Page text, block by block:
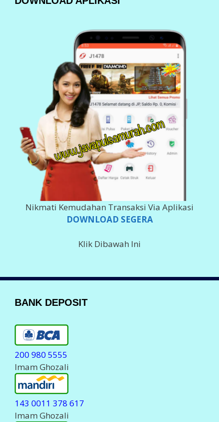
Nikmati Kemudahan Transaksi Via Aplikasi
DOWNLOAD SEGERA
Klik Dibawah Ini
BANK DEPOSIT
200 980 5555
Imam Ghozali
143 0011 378 617
Imam Ghozali